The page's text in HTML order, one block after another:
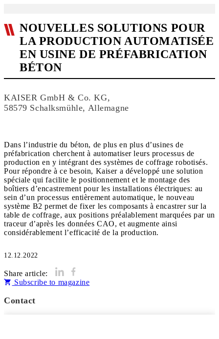
NOUVELLES SOLUTIONS POUR
LA PRODUCTION AUTOMATISÉE
EN USINE DE PRÉFABRICATION
BÉTON
KAISER GmbH & Co. KG,
58579 Schalksmühle, Allemagne
Dans l’industrie du béton, de plus en plus d’usines de
préfabrication cherchent à automatiser leurs processus de
production en y intégrant des systèmes de coffrage robotisés.
Pour répondre à ce besoin, Kaiser a développé une solution
spéciale qui facilite le positionnement et le montage des
boîtiers d’encastrement pour les installations électriques: au
sein d’un processus entièrement automatique, le nouveau
système B2 permet de fixer les composants à encastrer sur la
table de coffrage, aux positions préalablement marquées par un
traceur d’après les données CAO, et augmente ainsi
considérablement l’efficacité de la production.
12.12.2022
Share article:
Subscribe to magazine
Contact